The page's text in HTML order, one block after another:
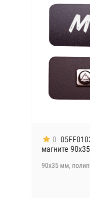
0
магните
90х35 мм,